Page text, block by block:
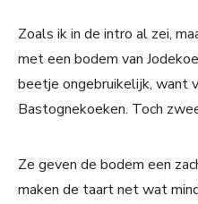
Zoals ik in de intro al zei,
met een bodem van
beetje ongebruikelijk, want
Bastognekoeken. Toch
Ze geven de bodem een
maken de taart net wat